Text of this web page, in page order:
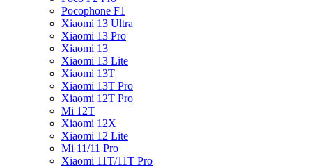
Pocophone F1
Xiaomi 13 Ultra
Xiaomi 13 Pro
Xiaomi 13
Xiaomi 13 Lite
Xiaomi 13T
Xiaomi 13T Pro
Xiaomi 12T Pro
Mi 12T
Xiaomi 12X
Xiaomi 12 Lite
Mi 11/11 Pro
Xiaomi 11T/11T Pro